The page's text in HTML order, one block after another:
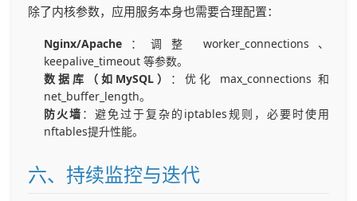
除了内核参数，应用服务本身也需要合理配置：
Nginx/Apache ：调整 worker_connections、
keepalive_timeout 等参数。
数据库（如MySQL） ：优化 max_connections 和
net_buffer_length。
防火墙 ：避免过于复杂的iptables规则，必要时使用
nftables提升性能。
六、持续监控与迭代